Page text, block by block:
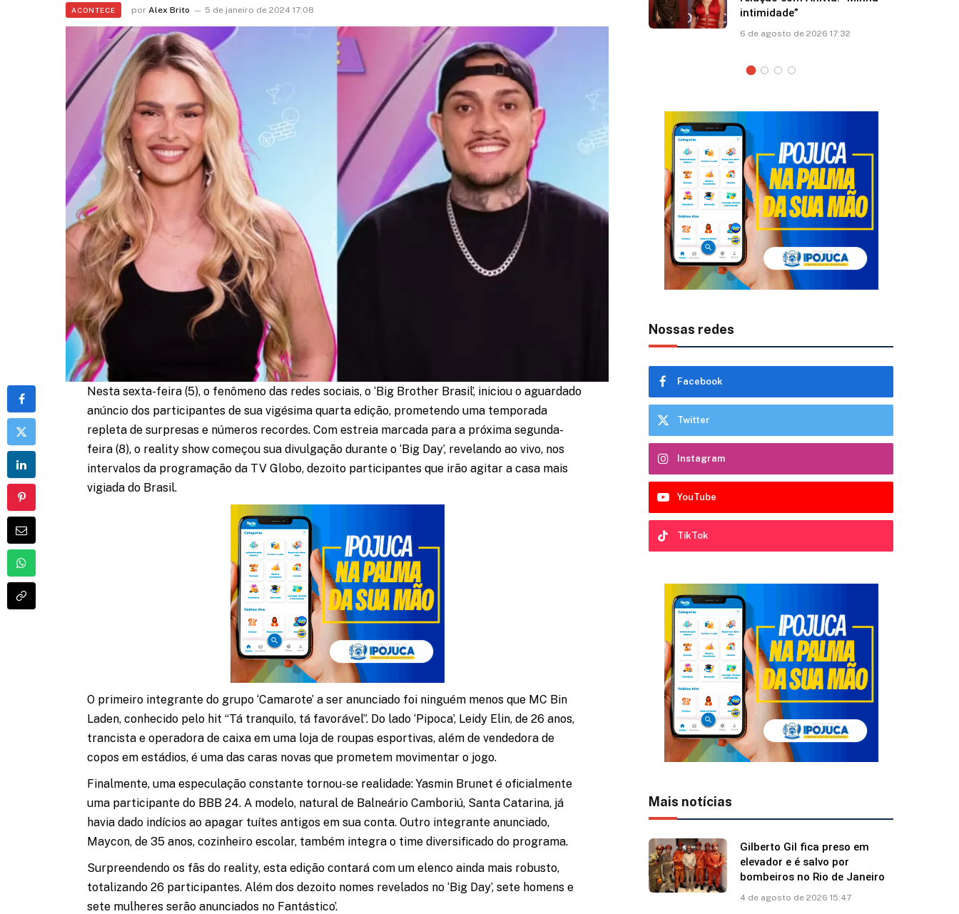
ACONTECE por Alex Brito 5 de janeiro de 2024 17:08
Nesta sexta-feira (5), o fenômeno das redes sociais, o ‘Big Brother Brasil’, iniciou o aguardado
anúncio dos participantes de sua vigésima quarta edição, prometendo uma temporada
repleta de surpresas e números recordes. Com estreia marcada para a próxima segunda-
feira (8), o reality show começou sua divulgação durante o ‘Big Day’, revelando ao vivo, nos
intervalos da programação da TV Globo, dezoito participantes que irão agitar a casa mais
vigiada do Brasil.
O primeiro integrante do grupo ‘Camarote’ a ser anunciado foi ninguém menos que MC Bin
Laden, conhecido pelo hit “Tá tranquilo, tá favorável”. Do lado ‘Pipoca’, Leidy Elin, de 26 anos,
trancista e operadora de caixa em uma loja de roupas esportivas, além de vendedora de
copos em estádios, é uma das caras novas que prometem movimentar o jogo.
Finalmente, uma especulação constante tornou-se realidade: Yasmin Brunet é oficialmente
uma participante do BBB 24. A modelo, natural de Balneário Camboriú, Santa Catarina, já
havia dado indícios ao apagar tuítes antigos em sua conta. Outro integrante anunciado,
Maycon, de 35 anos, cozinheiro escolar, também integra o time diversificado do programa.
Surpreendendo os fãs do reality, esta edição contará com um elenco ainda mais robusto,
totalizando 26 participantes. Além dos dezoito nomes revelados no ‘Big Day’, sete homens e
sete mulheres serão anunciados no Fantástico’.
Marquezine: “Você mudou
minha vida”
5 de agosto de 2026 12:35
6 de agosto de 2026 17:32
sobre asa de avião; veja vídeo
6 de agosto de 2026 13:03
Nossas redes
Facebook
Twitter
Instagram
YouTube
TikTok
Mais notícias
Gilberto Gil fica preso em
elevador e é salvo por
bombeiros no Rio de Janeiro
4 de agosto de 2026 15:47